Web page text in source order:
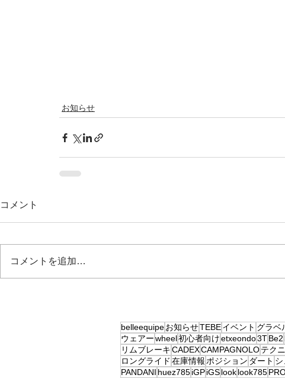
お知らせ
コメント
コメントを追加…
belleequipeお知らせTEBEイベント グラベ
ウェアーwheel初心者向けetxeondo3TBe2
リムブレーキCADEXCAMPAGNOLOテク
ロングライド 在庫情報 ポジション ダート
PANDANI huez785iGPiGSlooklook785